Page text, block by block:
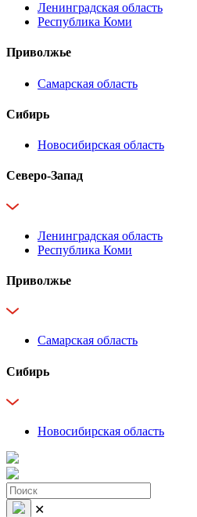
Ленинградская область
Республика Коми
Приволжье
Самарская область
Сибирь
Новосибирская область
Северо-Запад
Ленинградская область
Республика Коми
Приволжье
Самарская область
Сибирь
Новосибирская область
✕